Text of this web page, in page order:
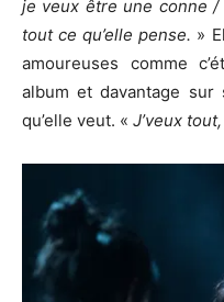
je veux être une conne
tout ce qu’elle pense. »
amoureuses comme
album et davantage sur
qu’elle veut. « J’veux